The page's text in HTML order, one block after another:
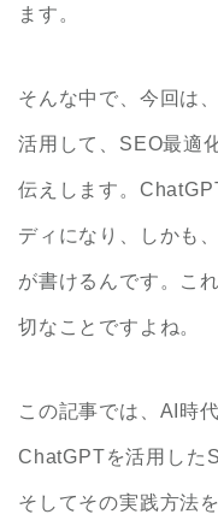
ます。
そんな中で、今回は
活用して、SEO最適
伝えします。
ディになり、しかも
が書けるんです。こ
切なことですよね。
この記事では、AI時
ChatGPTを活用した
そしてその実践方法